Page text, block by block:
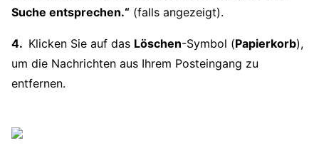
Suche entsprechen.“ (falls angezeigt).
Klicken Sie auf das Löschen-Symbol (Papierkorb),
um die Nachrichten aus Ihrem Posteingang zu
entfernen.